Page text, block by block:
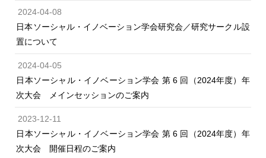
2024-04-08
日本ソーシャル・イノベーション学会研究会／研究サークル設
置について
2024-04-05
日本ソーシャル・イノベーション学会 第 6 回（2024年度）年
次大会 メインセッションのご案内
2023-12-11
日本ソーシャル・イノベーション学会 第 6 回（2024年度）年
次大会 開催日程のご案内